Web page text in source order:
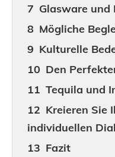
Glasware und
Mögliche
Kulturelle
Den
Tequila und
Kreieren Sie
individuellen
Fazit